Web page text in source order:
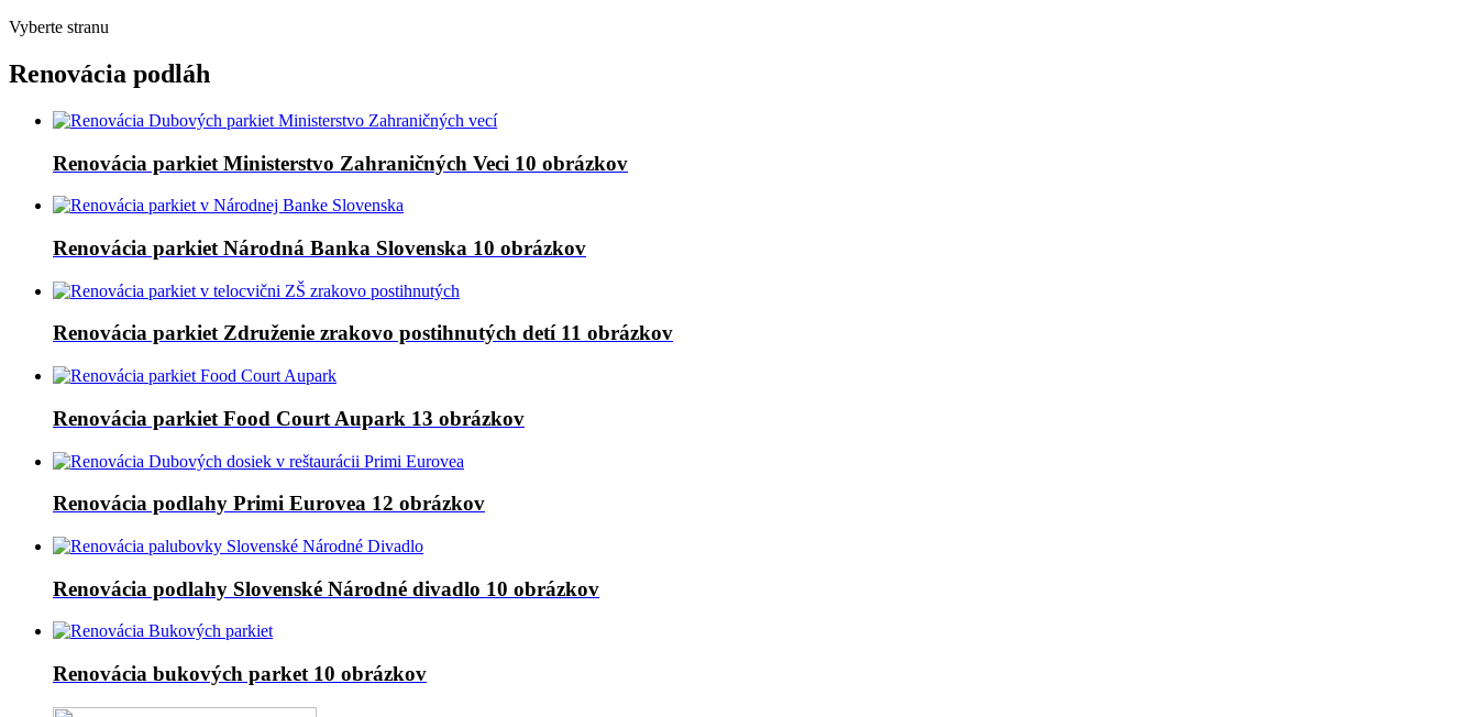
Vyberte stranu
Renovácia podláh
Renovácia parkiet Ministerstvo Zahraničných Veci 10 obrázkov
Renovácia parkiet Národná Banka Slovenska 10 obrázkov
Renovácia parkiet Združenie zrakovo postihnutých detí 11 obrázkov
Renovácia parkiet Food Court Aupark 13 obrázkov
Renovácia podlahy Primi Eurovea 12 obrázkov
Renovácia podlahy Slovenské Národné divadlo 10 obrázkov
Renovácia bukových parket 10 obrázkov